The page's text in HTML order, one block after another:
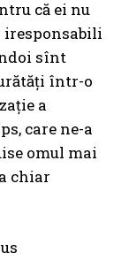
că ei nu
iresponsabili
sînt
într-o
a
care ne-a
omul mai
chiar